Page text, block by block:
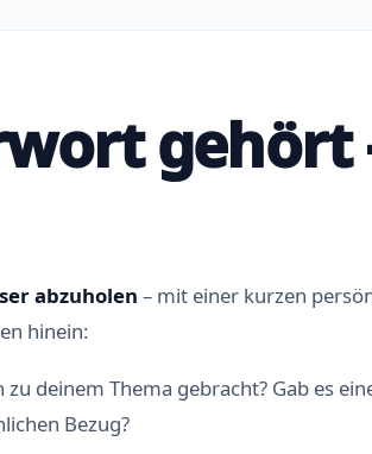
gehört
abzuholen – mit einer kurzen
hinein:
zu deinem Thema gebracht? Gab es
Bezug?